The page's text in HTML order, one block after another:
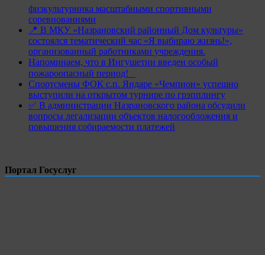
физкультурника масштабными спортивными
соревнованиями
📍 В МКУ «Назрановский районный Дом культуры»
состоялся тематический час «Я выбираю жизнь!»,
организованный работниками учреждения.
Напоминаем, что в Ингушетии введен особый
пожароопасный период!⁣⁣⠀
Спортсмены ФОК с.п. Яндаре «Чемпион» успешно
выступили на открытом турнире по грэпплингу
✅ В администрации Назрановского района обсудили
вопросы легализации объектов налогообложения и
повышения собираемости платежей
Портал Госуслуг